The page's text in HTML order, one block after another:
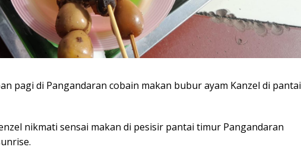
pagi di Pangandaran cobain makan bubur ayam Kanzel di pantai
nikmati sensai makan di pesisir pantai timur Pangandaran